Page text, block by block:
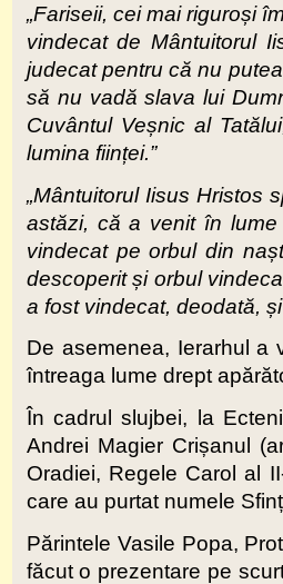
„Fariseii, cei mai riguroși
vindecat de Mântuitorul
judecat pentru că nu
să nu vadă slava lui
Cuvântul Veșnic al
lumina ființei.”
„Mântuitorul Iisus Hristos
astăzi, că a venit în
vindecat pe orbul din
descoperit și orbul
a fost vindecat, deodată,
De asemenea, Ierarhul a
întreaga lume drept
În cadrul slujbei, la
Andrei Magier Crișanul
Oradiei, Regele Carol al
care au purtat numele
Părintele Vasile Popa,
făcut o prezentare pe